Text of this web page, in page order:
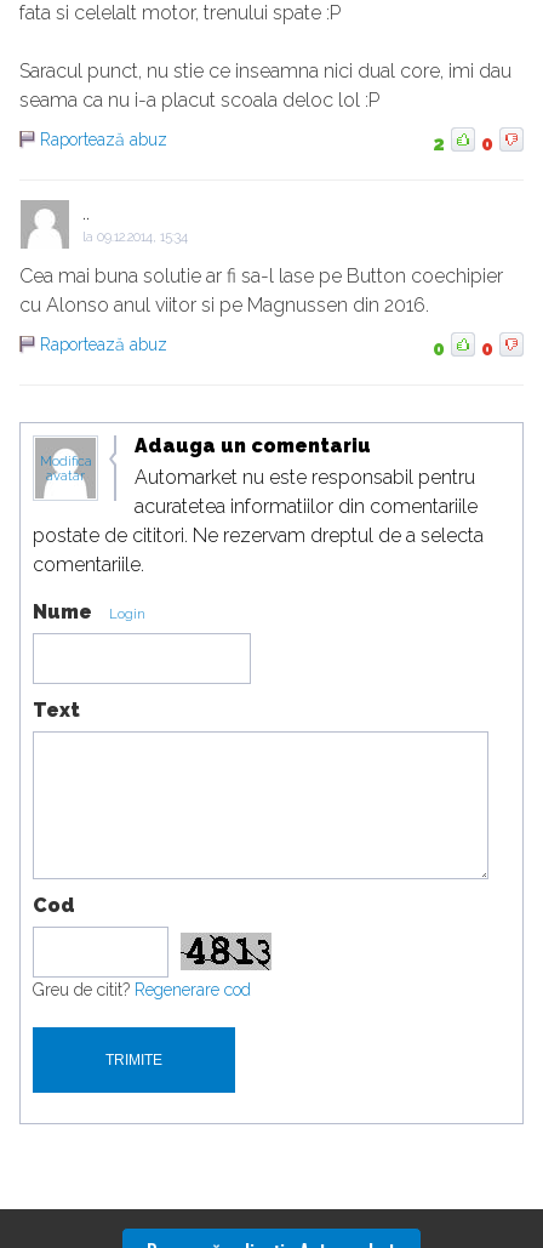
fata si celelalt motor, trenului spate :P
Saracul punct, nu stie ce inseamna nici dual core, imi dau
seama ca nu i-a placut scoala deloc lol :P
Raportează abuz 2 0
..
la 09.12.2014, 15:34
Cea mai buna solutie ar fi sa-l lase pe Button coechipier
cu Alonso anul viitor si pe Magnussen din 2016.
Raportează abuz 0 0
Modifica
avatar
Adauga un comentariu
Automarket nu este responsabil pentru
acuratetea informatiilor din comentariile
postate de cititori. Ne rezervam dreptul de a selecta
comentariile.
Nume Login
Text
Cod
Greu de citit? Regenerare cod